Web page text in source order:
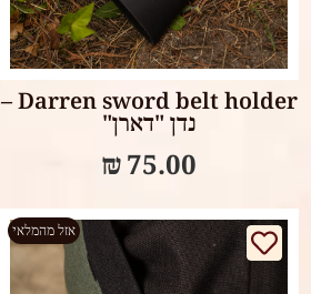
Read more
Darren sword belt holder –
נדן "דארן"
₪ 75.00
אזל מהמלאי